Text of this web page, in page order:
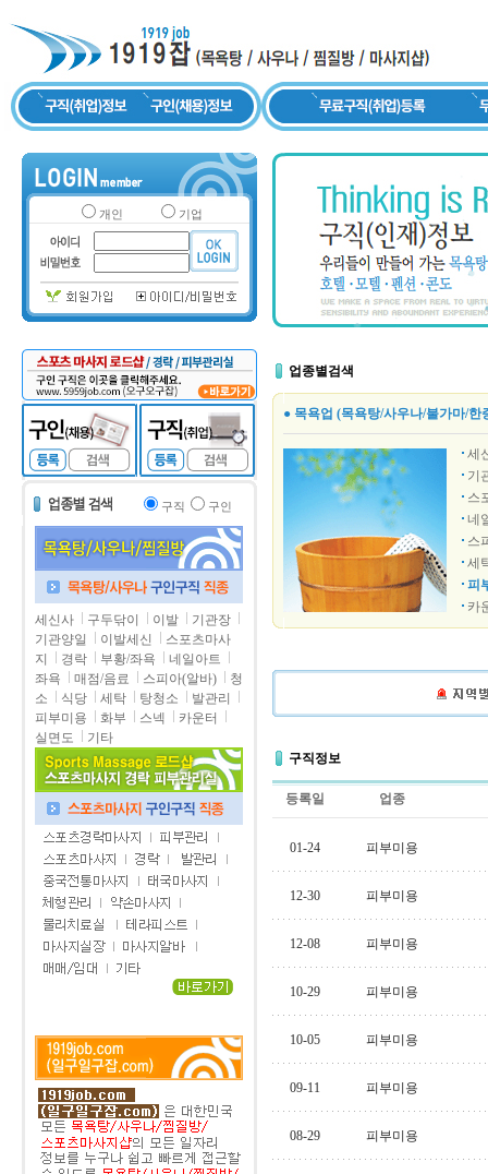
개인 기업
구직 구인
세신사 구두닦이 이발
기관장
기관양일
이발세신
스포츠마사
지
경락 부황/좌욕
네일아트
좌욕
매점/음료 스피아(알바)
청
소
식당 세탁 탕청소
발관리
피부미용
화부 스넥
카운터
실면도
기타
업종별검색
● 목욕업 (목욕탕/사우나/불가마/한
세
기
스
네
스
세
피
카
구직정보
등록일 업종
01-24 피부미용
12-30 피부미용
12-08 피부미용
10-29 피부미용
10-05 피부미용
09-11 피부미용
08-29 피부미용